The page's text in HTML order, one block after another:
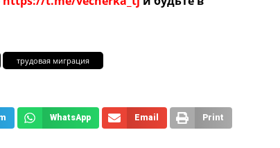
трудовая миграция
WhatsApp Email Print